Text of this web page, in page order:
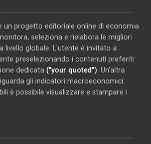
un progetto editoriale online di economia
seleziona e rielabora le migliori
livello globale. L'utente è invitato a
preselezionando i contenuti preferiti
dedicata ("your quoted"). Un'altra
gli indicatori macroeconomici:
è possibile visualizzare e stampare i